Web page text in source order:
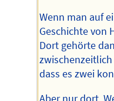
Wenn man auf
Geschichte von
Dort gehörte
dass es zwei
Aber nur dort.